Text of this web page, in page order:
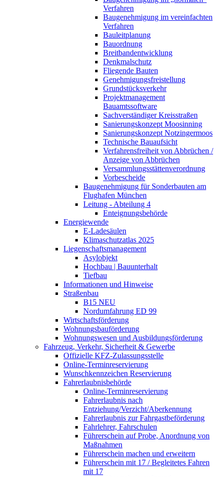
Verfahren
Baugenehmigung im vereinfachten
Verfahren
Bauleitplanung
Bauordnung
Breitbandentwicklung
Denkmalschutz
Fliegende Bauten
Genehmigungsfreistellung
Grundstücksverkehr
Projektmanagement
Bauamtssoftware
Sachverständiger Kreisstraßen
Sanierungskonzept Moosinning
Sanierungskonzept Notzingermoos
Technische Bauaufsicht
Verfahrensfreiheit von Abbrüchen /
Anzeige von Abbrüchen
Versammlungsstättenverordnung
Vorbescheide
Baugenehmigung für Sonderbauten am
Flughafen München
Leitung - Abteilung 4
Enteignungsbehörde
Energiewende
E-Ladesäulen
Klimaschutzatlas 2025
Liegenschaftsmanagement
Asylobjekt
Hochbau | Bauunterhalt
Tiefbau
Informationen und Hinweise
Straßenbau
B15 NEU
Nordumfahrung ED 99
Wirtschaftsförderung
Wohnungsbauförderung
Wohnungswesen und Ausbildungsförderung
Fahrzeug, Verkehr, Sicherheit & Gewerbe
Offizielle KFZ-Zulassungsstelle
Online-Terminreservierung
Wunschkennzeichen Reservierung
Fahrerlaubnisbehörde
Online-Terminreservierung
Fahrerlaubnis nach
Entziehung/Verzicht/Aberkennung
Fahrerlaubnis zur Fahrgastbeförderung
Fahrlehrer, Fahrschulen
Führerschein auf Probe, Anordnung von
Maßnahmen
Führerschein machen und erweitern
Führerschein mit 17 / Begleitetes Fahren
mit 17